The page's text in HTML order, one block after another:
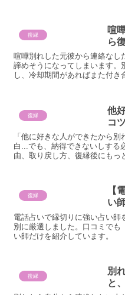
復縁
喧
ら
喧嘩別れした元彼から連絡なし
諦めそうになってしまいます。
し、冷却期間があればまた付き
復縁
他
コ
「他に好きな人ができたから
白...でも、納得できないしする
由、取り戻し方、復縁後にもっ
復縁
【
い
電話占いで縁切りに強い占い
別に厳選しました。口コミでも
い師だけを紹介しています。
復縁
別
と